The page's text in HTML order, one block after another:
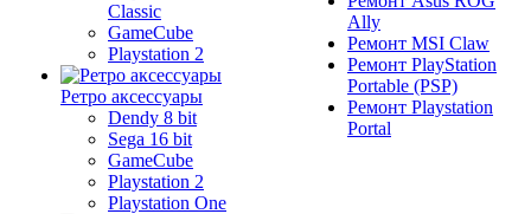
Classic
GameCube
Playstation 2
Ретро аксессуары
Dendy 8 bit
Sega 16 bit
GameCube
Playstation 2
Playstation One
Ally
Ремонт MSI Claw
Ремонт PlayStation
Portable (PSP)
Ремонт Playstation
Portal